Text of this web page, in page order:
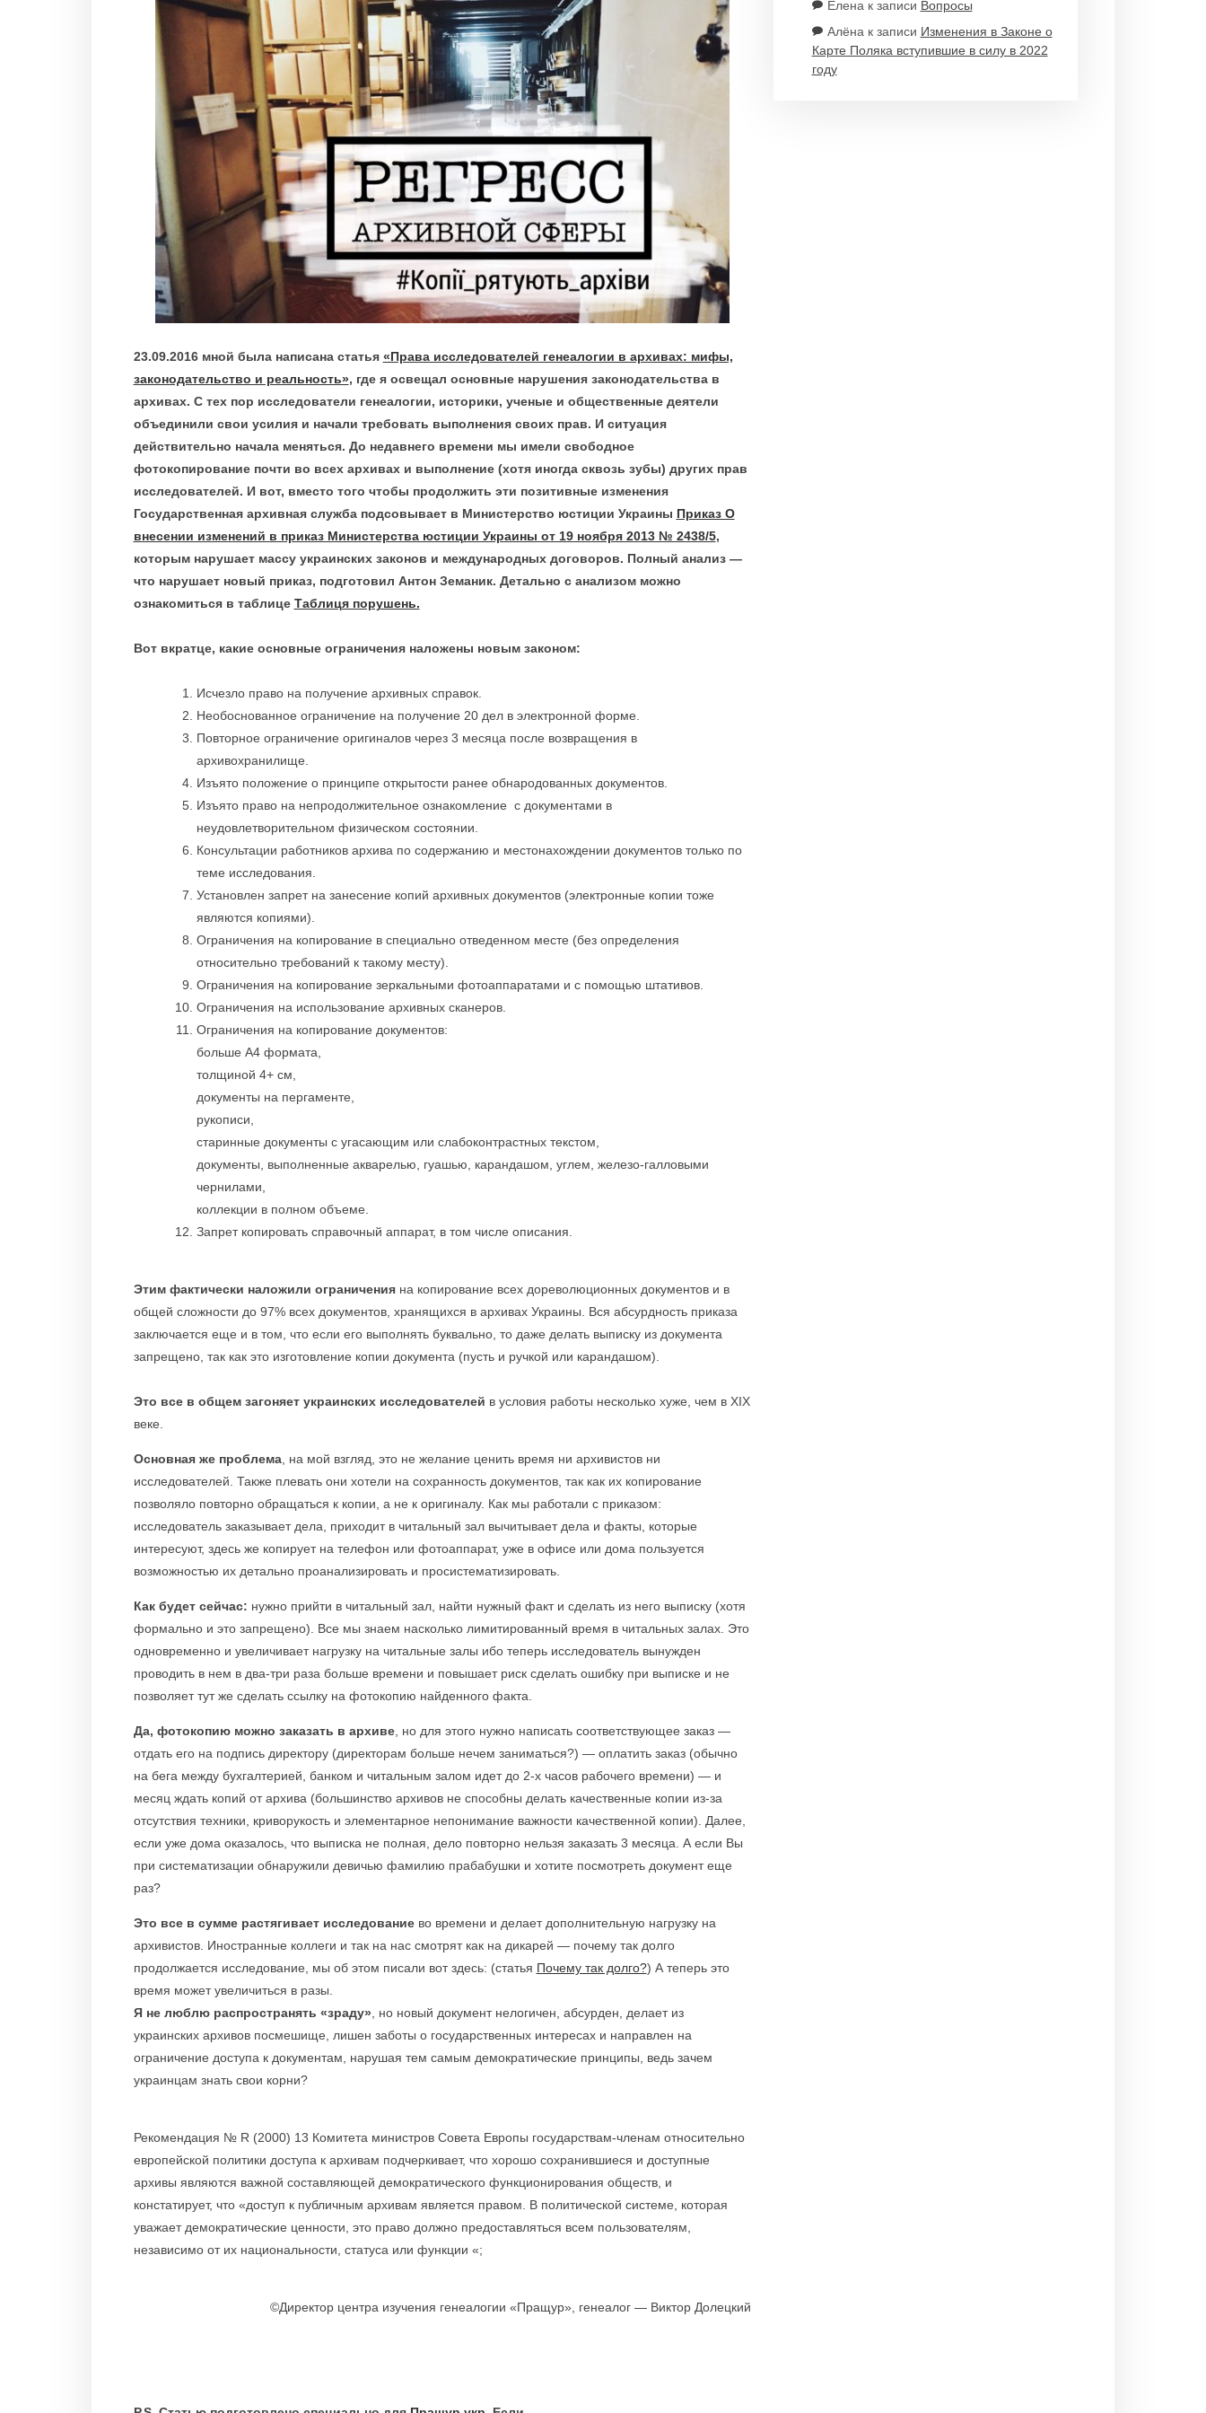
23.09.2016 мной была написана статья «Права исследователей генеалогии в архивах: мифы,
законодательство и реальность», где я освещал основные нарушения законодательства в
архивах. С тех пор исследователи генеалогии, историки, ученые и общественные деятели
объединили свои усилия и начали требовать выполнения своих прав. И ситуация
действительно начала меняться. До недавнего времени мы имели свободное
фотокопирование почти во всех архивах и выполнение (хотя иногда сквозь зубы) других прав
исследователей. И вот, вместо того чтобы продолжить эти позитивные изменения
Государственная архивная служба подсовывает в Министерство юстиции Украины Приказ О
внесении изменений в приказ Министерства юстиции Украины от 19 ноября 2013 № 2438/5,
которым нарушает массу украинских законов и международных договоров. Полный анализ —
что нарушает новый приказ, подготовил Антон Земаник. Детально с анализом можно
ознакомиться в таблице Таблиця порушень.
Вот вкратце, какие основные ограничения наложены новым законом:
Исчезло право на получение архивных справок.
Необоснованное ограничение на получение 20 дел в электронной форме.
Повторное ограничение оригиналов через 3 месяца после возвращения в
архивохранилище.
Изъято положение о принципе открытости ранее обнародованных документов.
Изъято право на непродолжительное ознакомление с документами в
неудовлетворительном физическом состоянии.
Консультации работников архива по содержанию и местонахождении документов только по
теме исследования.
Установлен запрет на занесение копий архивных документов (электронные копии тоже
являются копиями).
Ограничения на копирование в специально отведенном месте (без определения
относительно требований к такому месту).
Ограничения на копирование зеркальными фотоаппаратами и с помощью штативов.
Ограничения на использование архивных сканеров.
Ограничения на копирование документов:
больше А4 формата,
толщиной 4+ см,
документы на пергаменте,
рукописи,
старинные документы с угасающим или слабоконтрастных текстом,
документы, выполненные акварелью, гуашью, карандашом, углем, железо-галловыми
чернилами,
коллекции в полном объеме.
Запрет копировать справочный аппарат, в том числе описания.
Этим фактически наложили ограниченияна копирование всех дореволюционных документов и в
общей сложности до 97% всех документов, хранящихся в архивах Украины. Вся абсурдность приказа
заключается еще и в том, что если его выполнять буквально, то даже делать выписку из документа
запрещено, так как это изготовление копии документа (пусть и ручкой или карандашом).
Это все в общем загоняет украинских исследователей в условия работы несколько хуже, чем в XIX
веке.
Основная же проблема, на мой взгляд, это не желание ценить время ни архивистов ни
исследователей. Также плевать они хотели на сохранность документов, так как их копирование
позволяло повторно обращаться к копии, а не к оригиналу. Как мы работали с приказом:
исследователь заказывает дела, приходит в читальный зал вычитывает дела и факты, которые
интересуют, здесь же копирует на телефон или фотоаппарат, уже в офисе или дома пользуется
возможностью их детально проанализировать и просистематизировать.
Как будет сейчас: нужно прийти в читальный зал, найти нужный факт и сделать из него выписку (хотя
формально и это запрещено). Все мы знаем насколько лимитированный время в читальных залах. Это
одновременно и увеличивает нагрузку на читальные залы ибо теперь исследователь вынужден
проводить в нем в два-три раза больше времени и повышает риск сделать ошибку при выписке и не
позволяет тут же сделать ссылку на фотокопию найденного факта.
Да, фотокопию можно заказать в архиве, но для этого нужно написать соответствующее заказ —
отдать его на подпись директору (директорам больше нечем заниматься?) — оплатить заказ (обычно
на бега между бухгалтерией, банком и читальным залом идет до 2-х часов рабочего времени) — и
месяц ждать копий от архива (большинство архивов не способны делать качественные копии из-за
отсутствия техники, криворукость и элементарное непонимание важности качественной копии). Далее,
если уже дома оказалось, что выписка не полная, дело повторно нельзя заказать 3 месяца. А если Вы
при систематизации обнаружили девичью фамилию прабабушки и хотите посмотреть документ еще
раз?
Это все в сумме растягивает исследованиево времени и делает дополнительную нагрузку на
архивистов. Иностранные коллеги и так на нас смотрят как на дикарей — почему так долго
продолжается исследование, мы об этом писали вот здесь: (статья Почему так долго?) А теперь это
время может увеличиться в разы.
Я не люблю распространять «зраду», но новый документ нелогичен, абсурден, делает из
украинских архивов посмешище, лишен заботы о государственных интересах и направлен на
ограничение доступа к документам, нарушая тем самым демократические принципы, ведь зачем
украинцам знать свои корни?
Рекомендация № R (2000) 13 Комитета министров Совета Европы государствам-членам относительно
европейской политики доступа к архивам подчеркивает, что хорошо сохранившиеся и доступные
архивы являются важной составляющей демократического функционирования обществ, и
констатирует, что «доступ к публичным архивам является правом. В политической системе, которая
уважает демократические ценности, это право должно предоставляться всем пользователям,
независимо от их национальности, статуса или функции «;
©Директор центра изучения генеалогии «Пращур», генеалог — Виктор Долецкий
Елена к записи Вопросы
Алёна к записи Изменения в Законе о
Карте Поляка вступившие в силу в 2022
году